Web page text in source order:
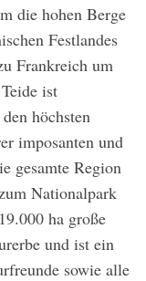
die hohen Berge
Festlandes
Frankreich um
ist
höchsten
imposanten und
gesamte Region
Nationalpark
ha große
und ist ein
sowie alle